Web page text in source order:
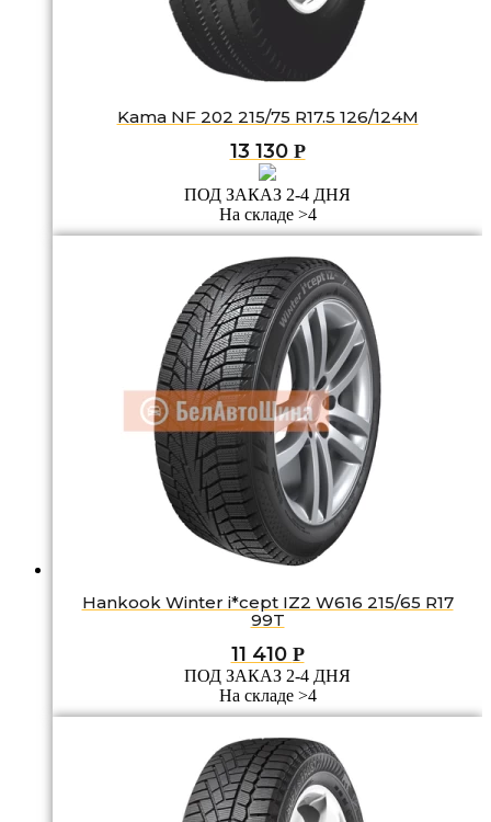
Kama NF 202 215/75 R17.5 126/124M
13 130 Р
ПОД ЗАКАЗ 2-4 ДНЯ
На складе >4
Hankook Winter i*cept IZ2 W616 215/65 R17
99T
11 410 Р
ПОД ЗАКАЗ 2-4 ДНЯ
На складе >4